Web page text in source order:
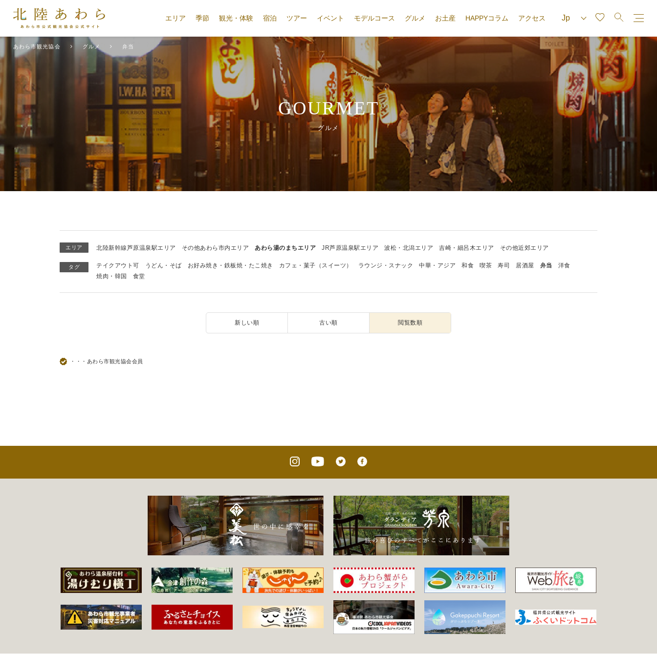
エリア 季節 観光・体験 宿泊 ツアー イベント モデルコース グルメ お土産 HAPPYコラム アクセス
あわら市観光協会 グルメ 弁当
GOURMET
グルメ
エリア 北陸新幹線芦原温泉駅エリア その他あわら市内エリア あわら湯のまちエリア JR芦原温泉駅エリア 波松・北潟エリア 吉崎・細呂木エリア その他近郊エリア
タグ テイクアウト可 うどん・そば お好み焼き・鉄板焼・たこ焼き カフェ・菓子（スイーツ） ラウンジ・スナック 中華・アジア 和食 喫茶 寿司 居酒屋 弁当
洋食
焼肉・韓国
食堂
新しい順 古い順 閲覧数順
・・・あわら市観光協会会員